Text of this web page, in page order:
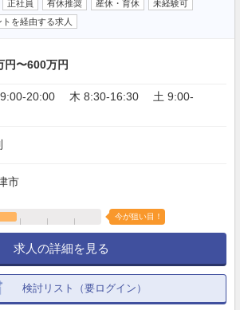
正社員 有休推奨 産休・育休
未経験可
を経由する求人
円〜600万円
9:00-20:00 木 8:30-16:30 土 9:00-
市
今が狙い目！
求人の詳細を見る
検討リスト（要ログイン）